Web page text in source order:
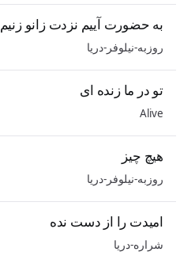
به حضورت آییم نزدت زانو زنیم
روزبه-نیلوفر-دریا
تو در ما زنده ای
Alive
هیچ چیز
روزبه-نیلوفر-دریا
امیدت را از دست نده
شراره-دریا